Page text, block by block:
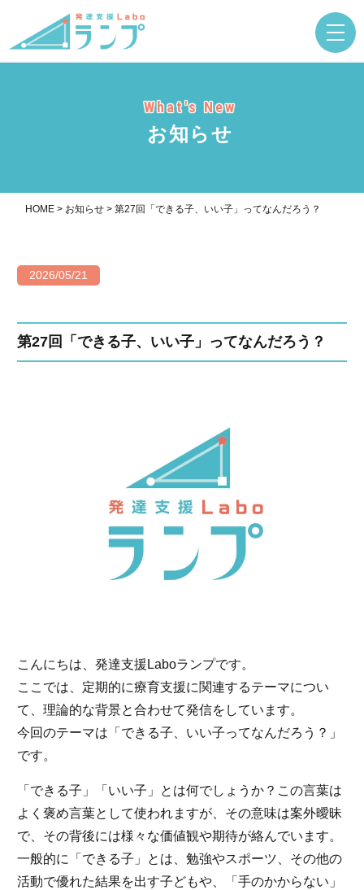
What's New
お知らせ
HOME > お知らせ >第27回「できる子、いい子」ってなんだろう？
2026/05/21
第27回「できる子、いい子」ってなんだろう？
こんにちは、発達支援Laboランプです。
ここでは、定期的に療育支援に関連するテーマについ
て、理論的な背景と合わせて発信をしています。
今回のテーマは「できる子、いい子ってなんだろう？」
です。
「できる子」「いい子」とは何でしょうか？この言葉は
よく褒め言葉として使われますが、その意味は案外曖昧
で、その背後には様々な価値観や期待が絡んでいます。
一般的に「できる子」とは、勉強やスポーツ、その他の
活動で優れた結果を出す子どもや、「手のかからない」